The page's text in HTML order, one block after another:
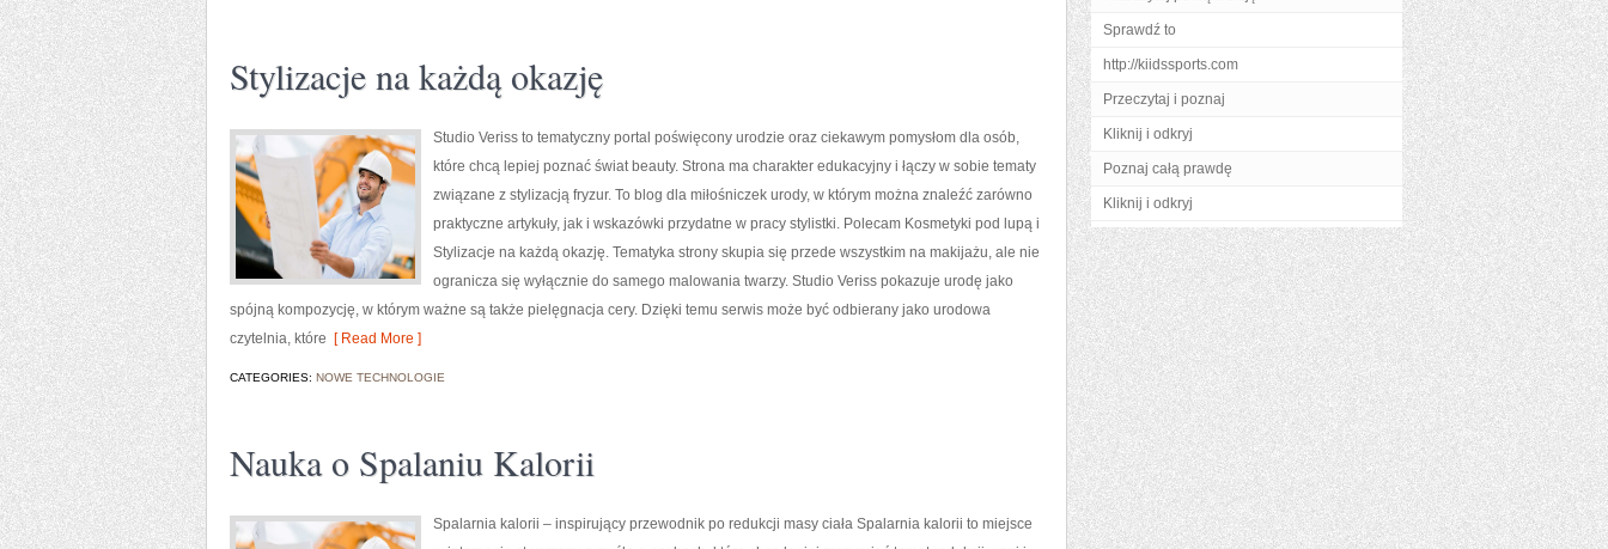
Stylizacje na każdą okazję
Studio Veriss to tematyczny portal poświęcony urodzie oraz ciekawym pomysłom dla osób,
które chcą lepiej poznać świat beauty. Strona ma charakter edukacyjny i łączy w sobie tematy
związane z stylizacją fryzur. To blog dla miłośniczek urody, w którym można znaleźć zarówno
praktyczne artykuły, jak i wskazówki przydatne w pracy stylistki. Polecam Kosmetyki pod lupą i
Stylizacje na każdą okazję. Tematyka strony skupia się przede wszystkim na makijażu, ale nie
ogranicza się wyłącznie do samego malowania twarzy. Studio Veriss pokazuje urodę jako
spójną kompozycję, w którym ważne są także pielęgnacja cery. Dzięki temu serwis może być odbierany jako urodowa
czytelnia, które [ Read More ]
CATEGORIES: NOWE TECHNOLOGIE
Nauka o Spalaniu Kalorii
Spalarnia kalorii – inspirujący przewodnik po redukcji masy ciała Spalarnia kalorii to miejsce
Sprawdź to
http://kiidssports.com
Przeczytaj i poznaj
Kliknij i odkryj
Poznaj całą prawdę
Kliknij i odkryj